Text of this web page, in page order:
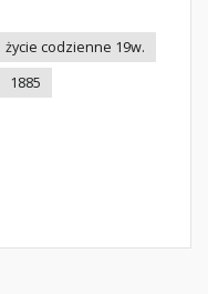
życie codzienne 19w.
1885